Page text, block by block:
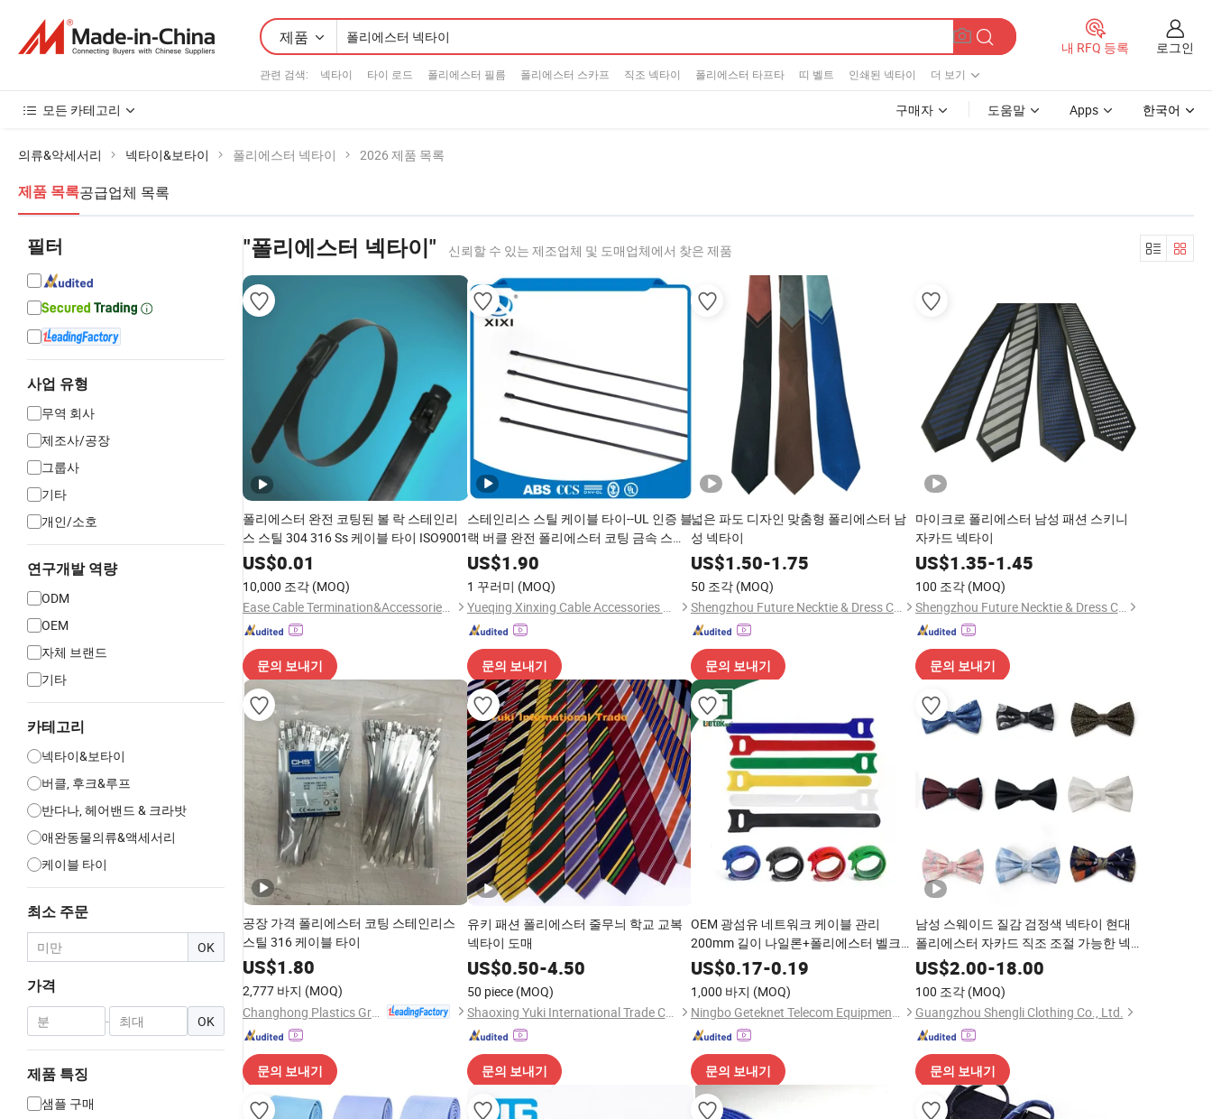
제품
관련 검색: 넥타이 타이 로드 폴리에스터 필름 폴리에스터 스카프 직조 넥타이 폴리에스터 타프타 띠 벨트 인쇄된 넥타이 더 보기
내 RFQ 등록 로그인
모든 카테고리 구매자 도움말 Apps 한국어
의류&악세서리 넥타이&보타이 폴리에스터 넥타이 2026 제품 목록
제품 목록공급업체 목록
필터
사업 유형
무역 회사
제조사/공장
그룹사
기타
개인/소호
연구개발 역량
ODM
OEM
자체 브랜드
기타
카테고리
넥타이&보타이
버클, 후크&루프
반다나, 헤어밴드 & 크라밧
애완동물의류&액세서리
케이블 타이
최소 주문
OK
가격
- OK
제품 특징
샘플 구매
"폴리에스터 넥타이" 신뢰할 수 있는 제조업체 및 도매업체에서 찾은 제품
폴리에스터 완전 코팅된 볼 락 스테인리
스 스틸 304 316 Ss 케이블 타이 ISO9001
US$0.01
10,000 조각 (MOQ)
Ease Cable Termination&Accessories Co., Ltd.
문의 보내기
스테인리스 스틸 케이블 타이--UL 인증 블
랙 버클 완전 폴리에스터 코팅 금속 스트
랩
US$1.90
1 꾸러미 (MOQ)
Yueqing Xinxing Cable Accessories Co., Ltd.
문의 보내기
넓은 파도 디자인 맞춤형 폴리에스터 남
성 넥타이
US$1.50-1.75
50 조각 (MOQ)
Shengzhou Future Necktie & Dress Co., Ltd.
문의 보내기
마이크로 폴리에스터 남성 패션 스키니
자카드 넥타이
US$1.35-1.45
100 조각 (MOQ)
Shengzhou Future Necktie & Dress Co., Ltd.
문의 보내기
공장 가격 폴리에스터 코팅 스테인리스
스틸 316 케이블 타이
US$1.80
2,777 바지 (MOQ)
문의 보내기
유키 패션 폴리에스터 줄무늬 학교 교복
넥타이 도매
US$0.50-4.50
50 piece (MOQ)
Shaoxing Yuki International Trade Co., Ltd
문의 보내기
OEM 광섬유 네트워크 케이블 관리
200mm 길이 나일론+폴리에스터 벨크로
나일론 케이블 타이 타이 나일론 66 액세
서리
US$0.17-0.19
1,000 바지 (MOQ)
Ningbo Geteknet Telecom Equipment Co., Ltd.
문의 보내기
남성 스웨이드 질감 검정색 넥타이 현대
폴리에스터 자카드 직조 조절 가능한 넥
타이
US$2.00-18.00
100 조각 (MOQ)
Guangzhou Shengli Clothing Co., Ltd.
문의 보내기